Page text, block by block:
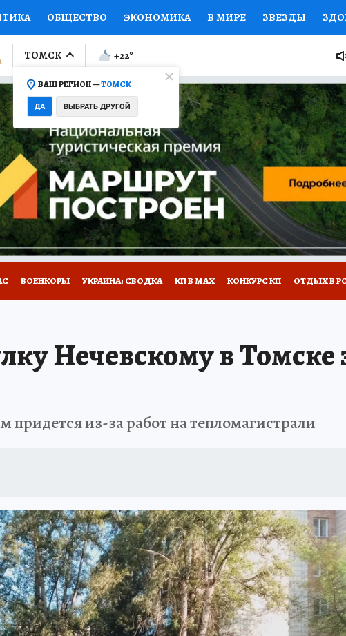
ОБЩЕСТВО ЭКОНОМИКА В МИРЕ ЗВЕЗДЫ
ПРОИСШЕСТВИЯ НАЦИОНАЛЬНЫЕ ПРОЕКТЫ
ОТКРЫВАЕМ МИР Я ЗНАЮ СЕМЬЯ ЖЕНСКИЕ СЕКРЕТЫ
ПРОМОКОДЫ СЕРИАЛЫ СПЕЦПРОЕКТЫ ДЕФИЦИТ
КОЛЛЕКЦИИ КОНКУРСЫ РАБОТА У НАС ГИД
САЙТЕ
ТОМСК
ВАШ РЕГИОН —ТОМСК
ДА ВЫБРАТЬ ДРУГОЙ
+22°
ВОЕНКОРЫ УКРАИНА: СВОДКА КП В МАХ КОНКУРС КП ОТДЫХ В
Нечевскому в Томске
придется из-за работ на тепломагистрали